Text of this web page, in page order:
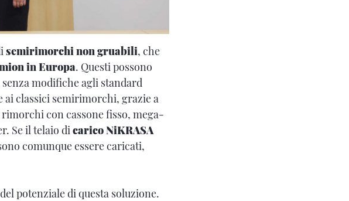
semirimorchi non gruabili, che
in Europa. Questi possono
modifiche agli standard
ai classici semirimorchi, grazie a
con cassone fisso, mega-
Se il telaio di carico NiKRASA
comunque essere caricati,
potenziale di questa soluzione.